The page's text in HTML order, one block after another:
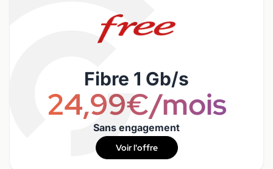
Fibre 1 Gb/s
24,99€/mois
Sans engagement
Voir l'offre